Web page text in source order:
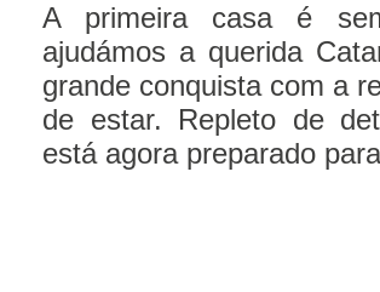
A primeira casa é
ajudámos a querida
grande conquista com a
de estar. Repleto de
está agora preparado